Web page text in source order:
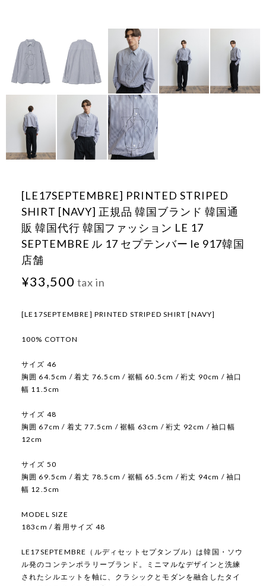
[LE17SEPTEMBRE] PRINTED STRIPED
SHIRT [NAVY] 正規品 韓国ブランド 韓国通
販 韓国代行 韓国ファッション LE 17
SEPTEMBRE ル 17 セプテンバー le 917韓国
店舗
¥33,500 tax in
[LE17SEPTEMBRE] PRINTED STRIPED SHIRT [NAVY]
100% COTTON
サイズ 46
胸囲 64.5cm / 着丈 76.5cm / 裾幅 60.5cm / 裄丈 90cm / 袖口
幅 11.5cm
サイズ 48
胸囲 67cm / 着丈 77.5cm / 裾幅 63cm / 裄丈 92cm / 袖口幅
12cm
サイズ 50
胸囲 69.5cm / 着丈 78.5cm / 裾幅 65.5cm / 裄丈 94cm / 袖口
幅 12.5cm
MODEL SIZE
183cm / 着用サイズ 48
LE17SEPTEMBRE（ルディセットセプタンブル）は韓国・ソウ
ル発のコンテンポラリーブランド。ミニマルなデザインと洗練
されたシルエットを軸に、クラシックとモダンを融合したタイ